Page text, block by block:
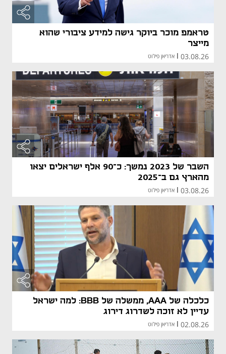
טראמפ מוכר ביוקר גישה למידע ציבורי שהוא
מייצר
03.08.26 אדריאן פילוט
השבר של 2023 נמשך: כ־90 אלף ישראלים יצאו
מהארץ גם ב־2025
03.08.26 אדריאן פילוט
כלכלה של AAA, ממשלה של BBB: למה ישראל
עדיין לא זוכה לשדרוג דירוג
02.08.26
| אדריאן פילוט